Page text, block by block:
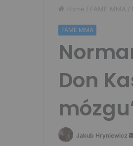
Home / FAME MMA /
FAME MMA
Don
Jakub Hryniewicz